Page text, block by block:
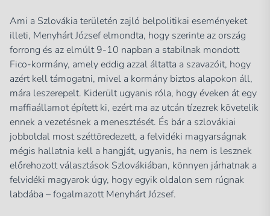
Ami a Szlovákia területén zajló belpolitikai eseményeket
illeti, Menyhárt József elmondta, hogy szerinte az ország
forrong és az elmúlt 9-10 napban a stabilnak mondott
Fico-kormány, amely eddig azzal áltatta a szavazóit, hogy
azért kell támogatni, mivel a kormány biztos alapokon áll,
mára leszerepelt. Kiderült ugyanis róla, hogy éveken át egy
maffiaállamot épített ki, ezért ma az utcán tízezrek követelik
ennek a vezetésnek a menesztését. És bár a szlovákiai
jobboldal most széttöredezett, a felvidéki magyarságnak
mégis hallatnia kell a hangját, ugyanis, ha nem is lesznek
előrehozott választások Szlovákiában, könnyen járhatnak a
felvidéki magyarok úgy, hogy egyik oldalon sem rúgnak
labdába – fogalmazott Menyhárt József.